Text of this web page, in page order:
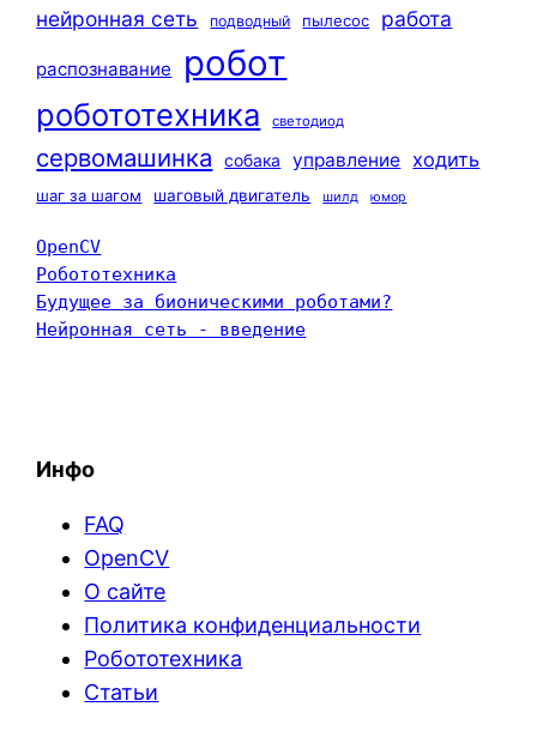
нейронная сеть подводный пылесос работа
распознавание робот
робототехника светодиод
сервомашинка собака управление ходить
шаг за шагом шаговый двигатель шилд юмор
OpenCV
Робототехника
Будущее за бионическими роботами?
Нейронная сеть - введение
Инфо
FAQ
OpenCV
О сайте
Политика конфиденциальности
Робототехника
Статьи